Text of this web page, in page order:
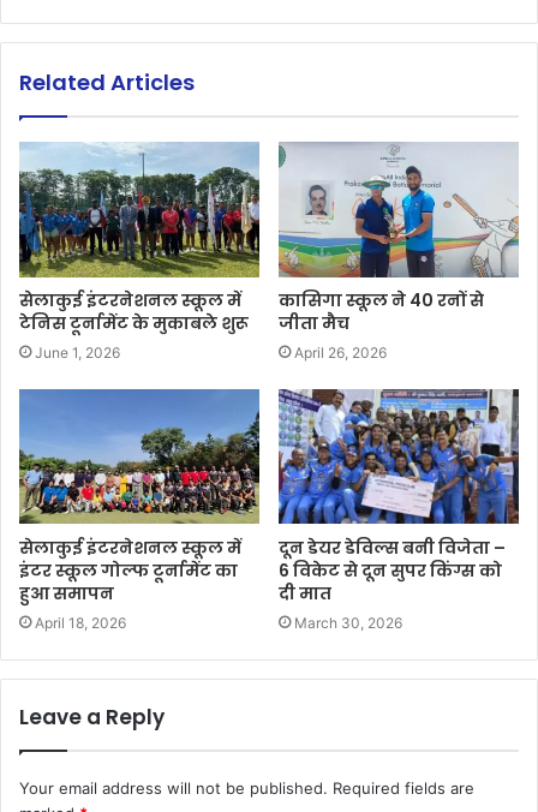
Related Articles
सेलाकुई इंटरनेशनल स्कूल में
टेनिस टूर्नामेंट के मुकाबले शुरू
June 1, 2026
कासिगा स्कूल ने 40 रनों से
जीता मैच
April 26, 2026
सेलाकुई इंटरनेशनल स्कूल में
इंटर स्कूल गोल्फ टूर्नामेंट का
हुआ समापन
April 18, 2026
दून डेयर डेविल्स बनी विजेता –
6 विकेट से दून सुपर किंग्स को
दी मात
March 30, 2026
Leave a Reply
Your email address will not be published. Required fields are